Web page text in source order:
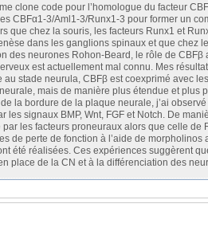
clone code pour l’homologue du facteur
CBFα1-3/Aml1-3/Runx1-3 pour former un
que chez la souris, les facteurs Runx1 et
dans les ganglions spinaux et que chez
des neurones Rohon-Beard, le rôle de
est actuellement mal connu. Mes
au stade neurula, CBFβ est coexprimé avec
mais de manière plus étendue et plus
la bordure de la plaque neurale, j’ai
les signaux BMP, Wnt, FGF et Notch. De
par les facteurs proneuraux alors que celle de
de perte de fonction à l’aide de morpholinos
été réalisées. Ces expériences suggèrent
place de la CN et à la différenciation des